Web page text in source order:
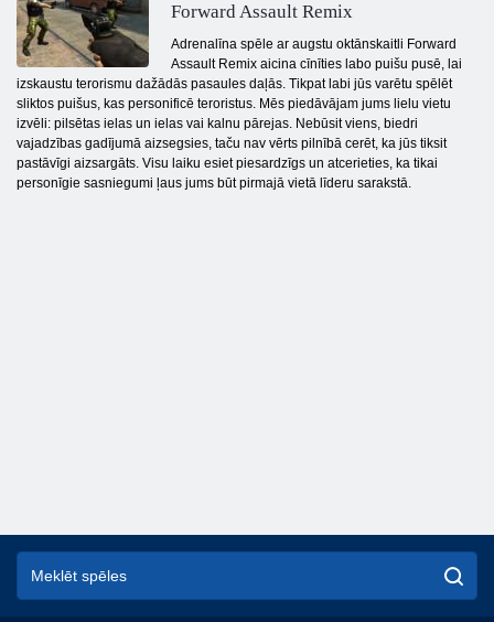
Forward Assault Remix
Adrenalīna spēle ar augstu oktānskaitli Forward
Assault Remix aicina cīnīties labo puišu pusē, lai
izskaustu terorismu dažādās pasaules daļās. Tikpat labi jūs varētu spēlēt
sliktos puišus, kas personificē teroristus. Mēs piedāvājam jums lielu vietu
izvēli: pilsētas ielas un ielas vai kalnu pārejas. Nebūsit viens, biedri
vajadzības gadījumā aizsegsies, taču nav vērts pilnībā cerēt, ka jūs tiksit
pastāvīgi aizsargāts. Visu laiku esiet piesardzīgs un atcerieties, ka tikai
personīgie sasniegumi ļaus jums būt pirmajā vietā līderu sarakstā.